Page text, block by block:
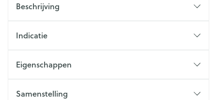
Beschrijving
Indicatie
Eigenschappen
Samenstelling